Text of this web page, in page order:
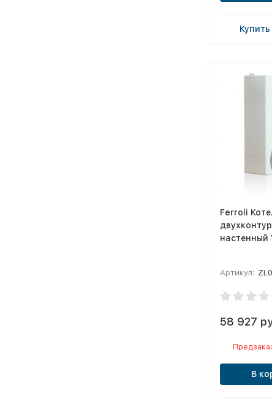
Купить
Ferroli
настенный
Артикул:
58 927
В